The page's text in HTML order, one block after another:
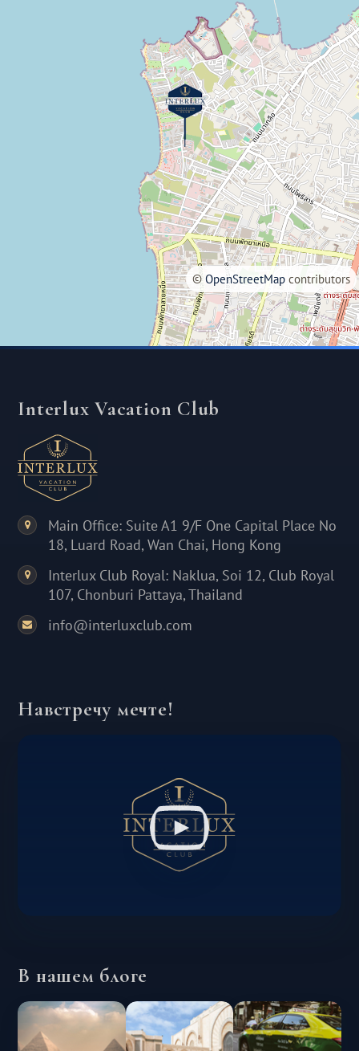
©OpenStreetMap contributors
Interlux Vacation Club
Main Office: Suite A1 9/F One Capital Place No
18, Luard Road, Wan Chai, Hong Kong
Interlux Club Royal: Naklua, Soi 12, Club Royal
107, Chonburi Pattaya, Thailand
info@interluxclub.com
Навстречу мечте!
В нашем блоге